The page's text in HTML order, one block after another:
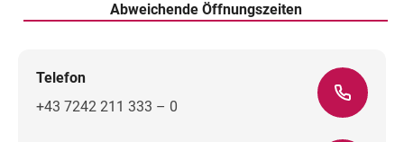
Abweichende Öffnungszeiten
Telefon
+43 7242 211 333 – 0